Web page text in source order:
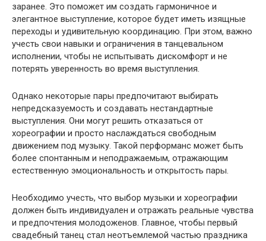
заранее. Это поможет им создать гармоничное и
элегантное выступление, которое будет иметь изящные
переходы и удивительную координацию. При этом, важно
учесть свои навыки и ограничения в танцевальном
исполнении, чтобы не испытывать дискомфорт и не
потерять уверенность во время выступления.
Однако некоторые пары предпочитают выбирать
непредсказуемость и создавать нестандартные
выступления. Они могут решить отказаться от
хореографии и просто наслаждаться свободным
движением под музыку. Такой перформанс может быть
более спонтанным и неподражаемым, отражающим
естественную эмоциональность и открытость пары.
Необходимо учесть, что выбор музыки и хореографии
должен быть индивидуален и отражать реальные чувства
и предпочтения молодоженов. Главное, чтобы первый
свадебный танец стал неотъемлемой частью праздника